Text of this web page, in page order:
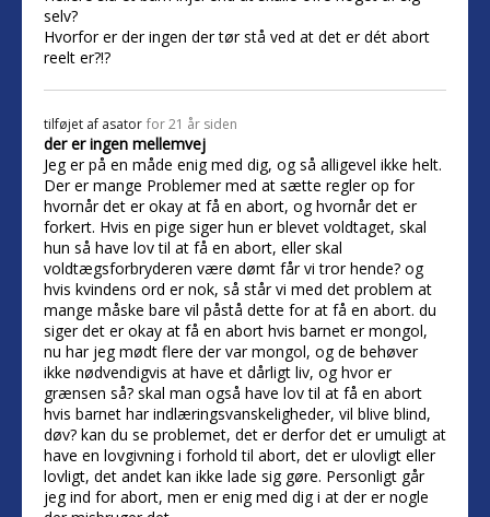
selv?
Hvorfor er der ingen der tør stå ved at det er dét abort
reelt er?!?
tilføjet af asator for 21 år siden
der er ingen mellemvej
Jeg er på en måde enig med dig, og så alligevel ikke helt.
Der er mange Problemer med at sætte regler op for
hvornår det er okay at få en abort, og hvornår det er
forkert. Hvis en pige siger hun er blevet voldtaget, skal
hun så have lov til at få en abort, eller skal
voldtægsforbryderen være dømt får vi tror hende? og
hvis kvindens ord er nok, så står vi med det problem at
mange måske bare vil påstå dette for at få en abort. du
siger det er okay at få en abort hvis barnet er mongol,
nu har jeg mødt flere der var mongol, og de behøver
ikke nødvendigvis at have et dårligt liv, og hvor er
grænsen så? skal man også have lov til at få en abort
hvis barnet har indlæringsvanskeligheder, vil blive blind,
døv? kan du se problemet, det er derfor det er umuligt at
have en lovgivning i forhold til abort, det er ulovligt eller
lovligt, det andet kan ikke lade sig gøre. Personligt går
jeg ind for abort, men er enig med dig i at der er nogle